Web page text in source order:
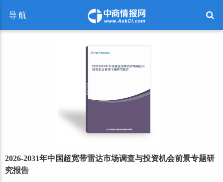
导航
2026-2031年中国超宽带雷达市场调查与投资机会前景专题研
究报告